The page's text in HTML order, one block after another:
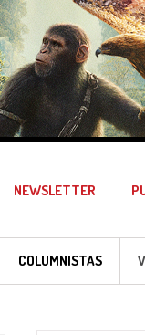
NEWSLETTER
COLUMNISTAS